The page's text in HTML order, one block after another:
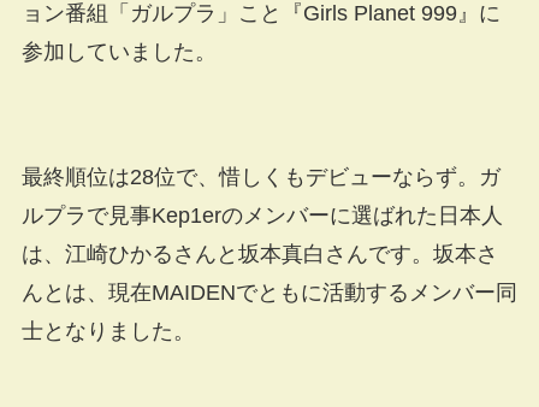
ョン番組「ガルプラ」こと『Girls Planet 999』に
参加していました。
最終順位は28位で、惜しくもデビューならず。ガ
ルプラで見事Kep1erのメンバーに選ばれた日本人
は、江崎ひかるさんと坂本真白さんです。坂本さ
んとは、現在MAIDENでともに活動するメンバー同
士となりました。